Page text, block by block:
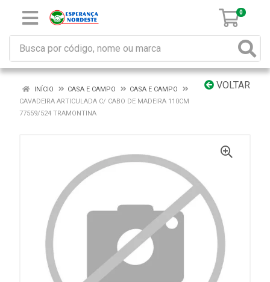
0
VOLTAR
INÍCIO CASA E CAMPO
CASA E CAMPO
CAVADEIRA ARTICULADA C/ CABO DE MADEIRA 110CM
77559/524 TRAMONTINA